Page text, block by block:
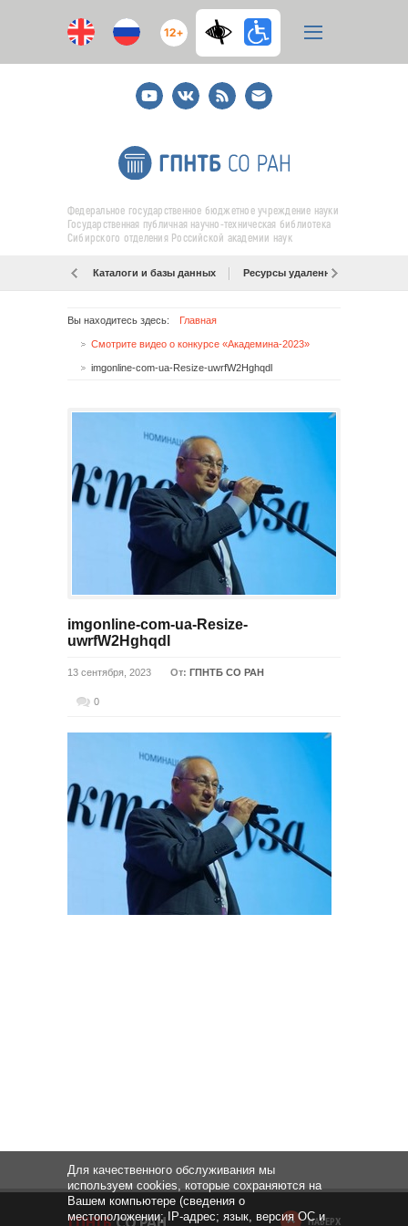
12+
YoutubeВКонтакте
RSS
E-
mail
подписка
Федеральное государственное бюджетное учреждение науки
Государственная публичная научно-техническая библиотека
Сибирского отделения Российской академии наук
Каталоги и базы данных Ресурсы удаленного доступа
Вы находитесь здесь: Главная
Смотрите видео о конкурсе «Академина-2023»
imgonline-com-ua-Resize-uwrfW2Hghqdl
imgonline-com-ua-Resize-
uwrfW2Hghqdl
13 сентября, 2023 От: ГПНТБ СО РАН
0
НАВЕРХ
Для качественного обслуживания мы
используем cookies, которые сохраняются на
Вашем компьютере (сведения о
местоположении; IP-адрес; язык, версия ОС и